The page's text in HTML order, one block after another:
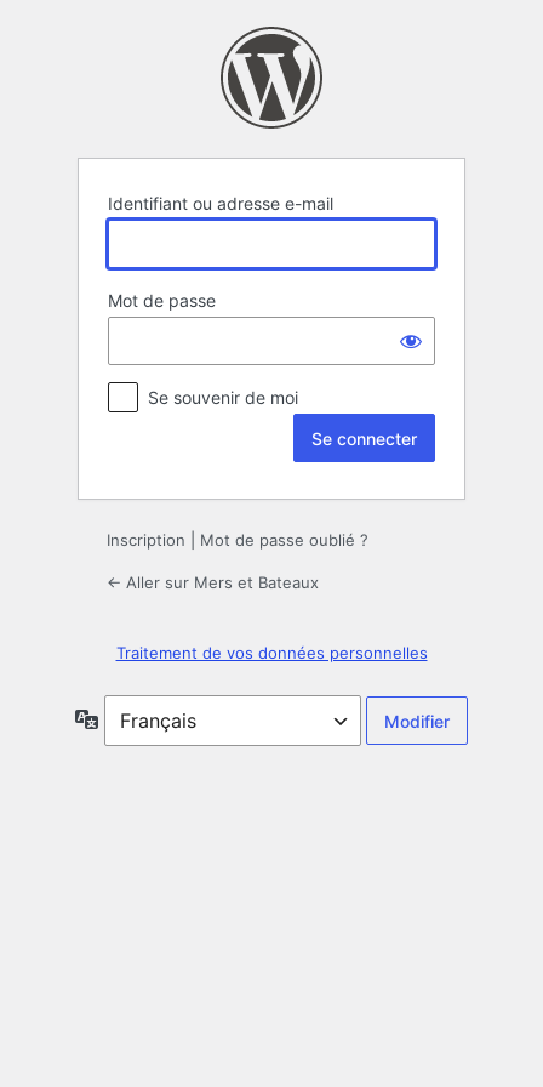
Identifiant ou adresse e-mail
Mot de passe
Se souvenir de moi
Inscription Mot de passe oublié ?
← Aller sur Mers et Bateaux
Traitement de vos données personnelles
Langue